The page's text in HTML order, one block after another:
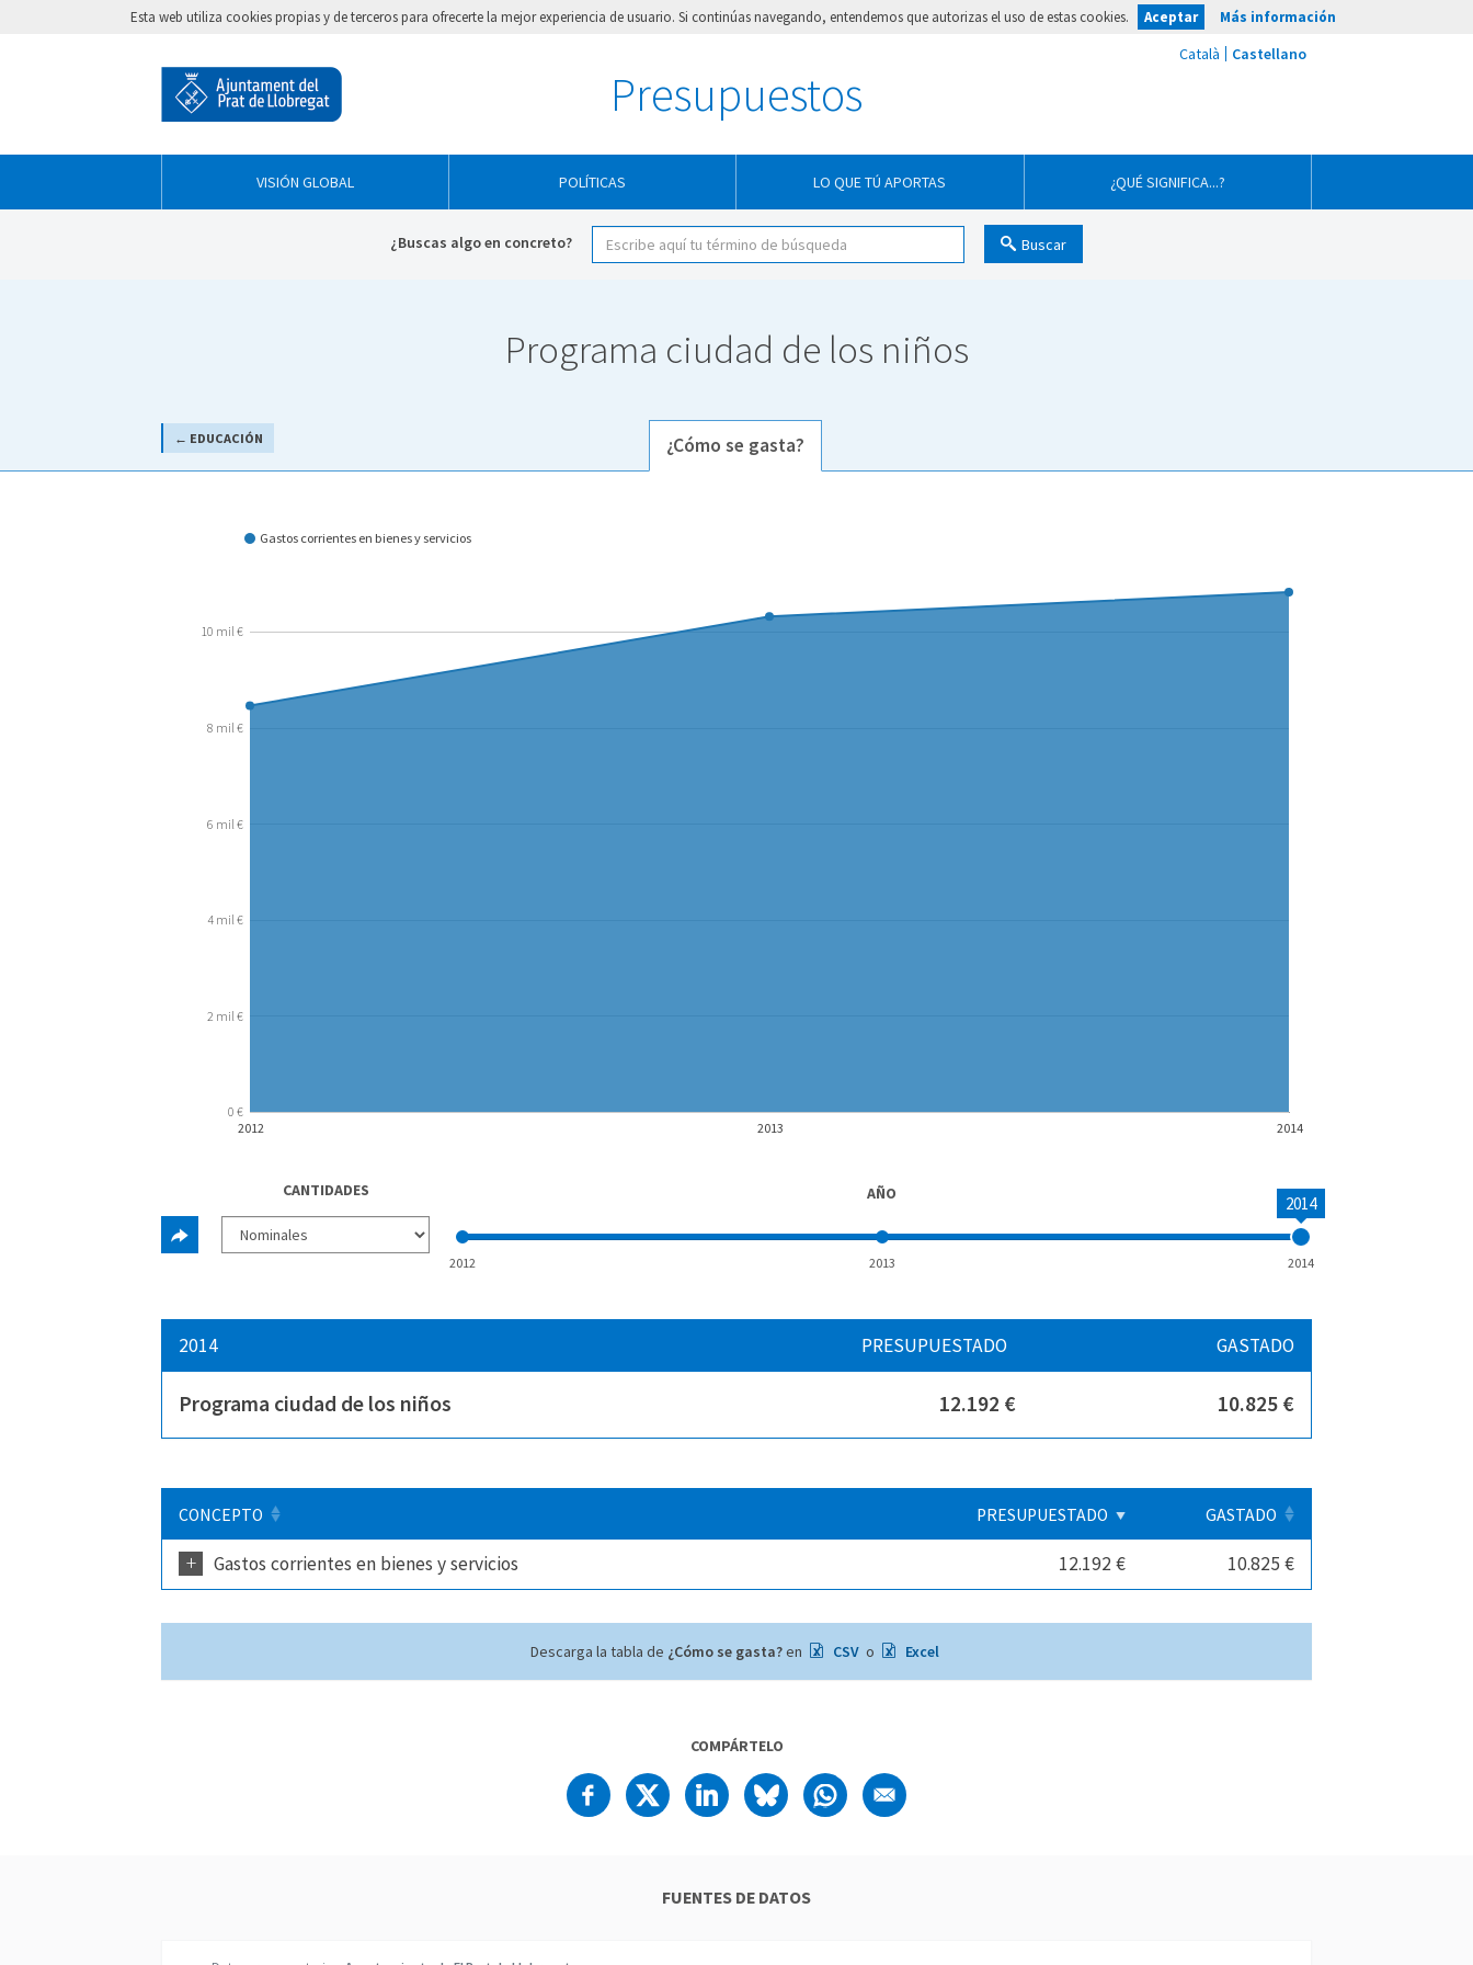
Esta web utiliza cookies propias y de terceros para ofrecerte la mejor experiencia de usuario. Si continúas navegando, entendemos que autorizas el uso de estas cookies. Aceptar Más información
Presupuestos
VISIÓN GLOBAL POLÍTICAS LO QUE TÚ APORTAS ¿QUÉ SIGNIFICA...?
¿Buscas algo en concreto? Buscar
← EDUCACIÓN
Programa ciudad de los niños
¿Cómo se gasta?
Gastos corrientes en bienes y servicios
2012 2013 2014
0 €
2 mil €
4 mil €
6 mil €
8 mil €
10 mil €
CANTIDADES AÑO 2014
2012 2013 2014
2014 PRESUPUESTADO GASTADO
Programa ciudad de los niños 12.192 € 10.825 €
CONCEPTO PRESUPUESTADO GASTADO
+ Gastos corrientes en bienes y servicios 12.192 € 10.825 €
Descarga la tabla de ¿Cómo se gasta?en CSV o Excel
COMPÁRTELO
FUENTES DE DATOS